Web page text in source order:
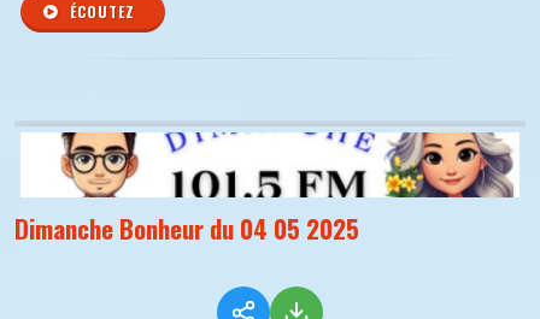
ÉCOUTEZ
Dimanche Bonheur du 04 05 2025